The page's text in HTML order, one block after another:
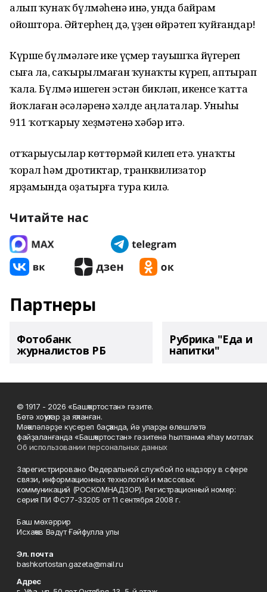
алып ҡунаҡ бүлмәһенә инә, унда байрам
ойоштора. Әйтерһең дә, үҙен өйрәтеп ҡуйғандар!
Күрше бүлмәләге ике үҫмер тауышҡа йүгереп
сыға ла, саҡырылмаған ҡунаҡты күреп, аптырап
ҡала. Бүлмә ишеген эстән бикләп, икенсе ҡатта
йоҡлаған әсәләренә хәлде аңлаталар. Уныһы
911 ҡотҡарыу хеҙмәтенә хәбәр итә.
Ҡотҡарыусылар көттөрмәй килеп етә. Ҡунаҡты
ҡорал һәм дротиктар, транквилизатор
ярҙамында оҙатырға тура килә.
Читайте нас
Партнеры
Фотобанк
журналистов РБ
Рубрика "Еда и
напитки"
© 1917 - 2026 «Башҡортостан» гәзите.
Бөтә хоҡуҡтар ҙа яҡланған.
Мәҡәләләрҙе күсереп баҫҡанда, йә уларҙы өлөшләтә
файҙаланғанда «Башҡортостан» гәзитенә һылтанма яһау мотлаҡ.
Об использовании персональных данных
Зарегистрировано Федеральной службой по надзору в сфере
связи, информационных технологий и массовых
коммуникаций (РОСКОМНАДЗОР). Регистрационный номер:
серия ПИ ФС77-33205 от 11 сентября 2008 г.
Баш мөхәррир
Исхаҡов Вәдүт Ғәйфулла улы
Эл. почта
bashkortostan.gazeta@mail.ru
Адрес